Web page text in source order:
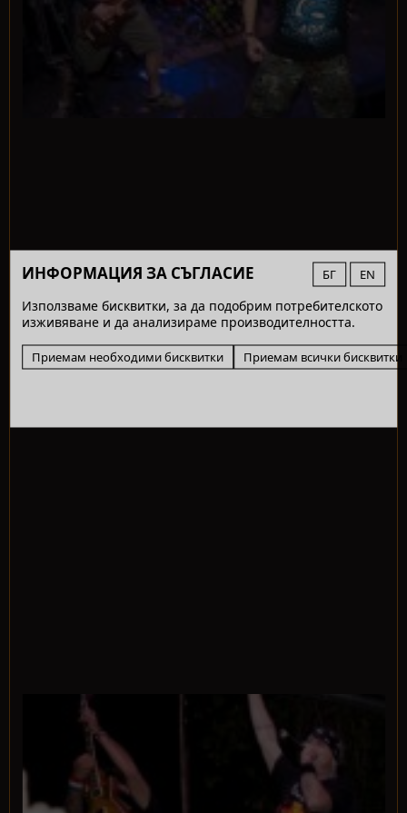
ИНФОРМАЦИЯ ЗА СЪГЛАСИЕ БГ EN
Използваме бисквитки, за да подобрим потребителското
изживяване и да анализираме производителността.
Приемам необходими бисквитки Приемам всички бисквитки